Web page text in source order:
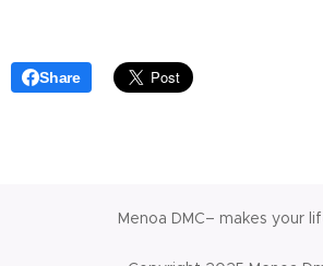
Share
Menoa DMC– makes your